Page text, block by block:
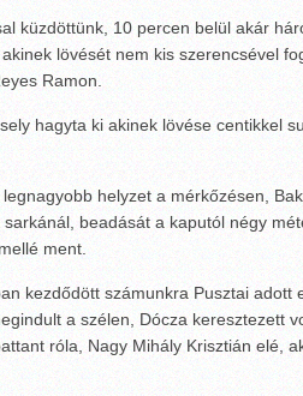
küzdöttünk, 10 percen belül akár
lövését nem kis szerencsével
Ramon.
hagyta ki akinek lövése centikkel
helyzet a mérkőzésen,
beadását a kaputól négy
ment.
kezdődött számunkra Pusztai adott
a szélen, Dócza keresztezett
róla, Nagy Mihály Krisztián elé,